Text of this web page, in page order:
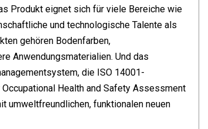
Produkt eignet sich für viele Bereiche wie
und technologische Talente als
gehören Bodenfarben,
Anwendungsmaterialien. Und das
die ISO 14001-
Health and Safety Assessment
umweltfreundlichen, funktionalen neuen